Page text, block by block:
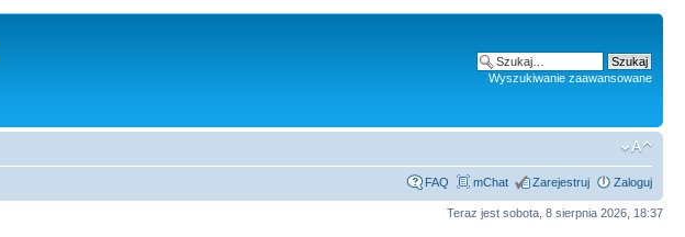
Wyszukiwanie zaawansowane
FAQ mChat Zarejestruj Zaloguj
Teraz jest sobota, 8 sierpnia 2026, 18:37